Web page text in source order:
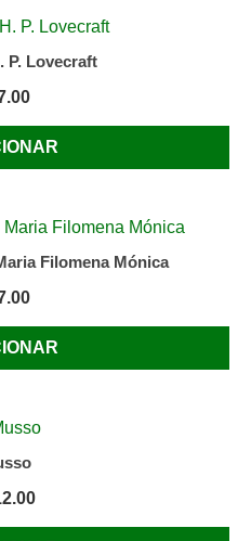
P. Lovecraft
Filomena Mónica